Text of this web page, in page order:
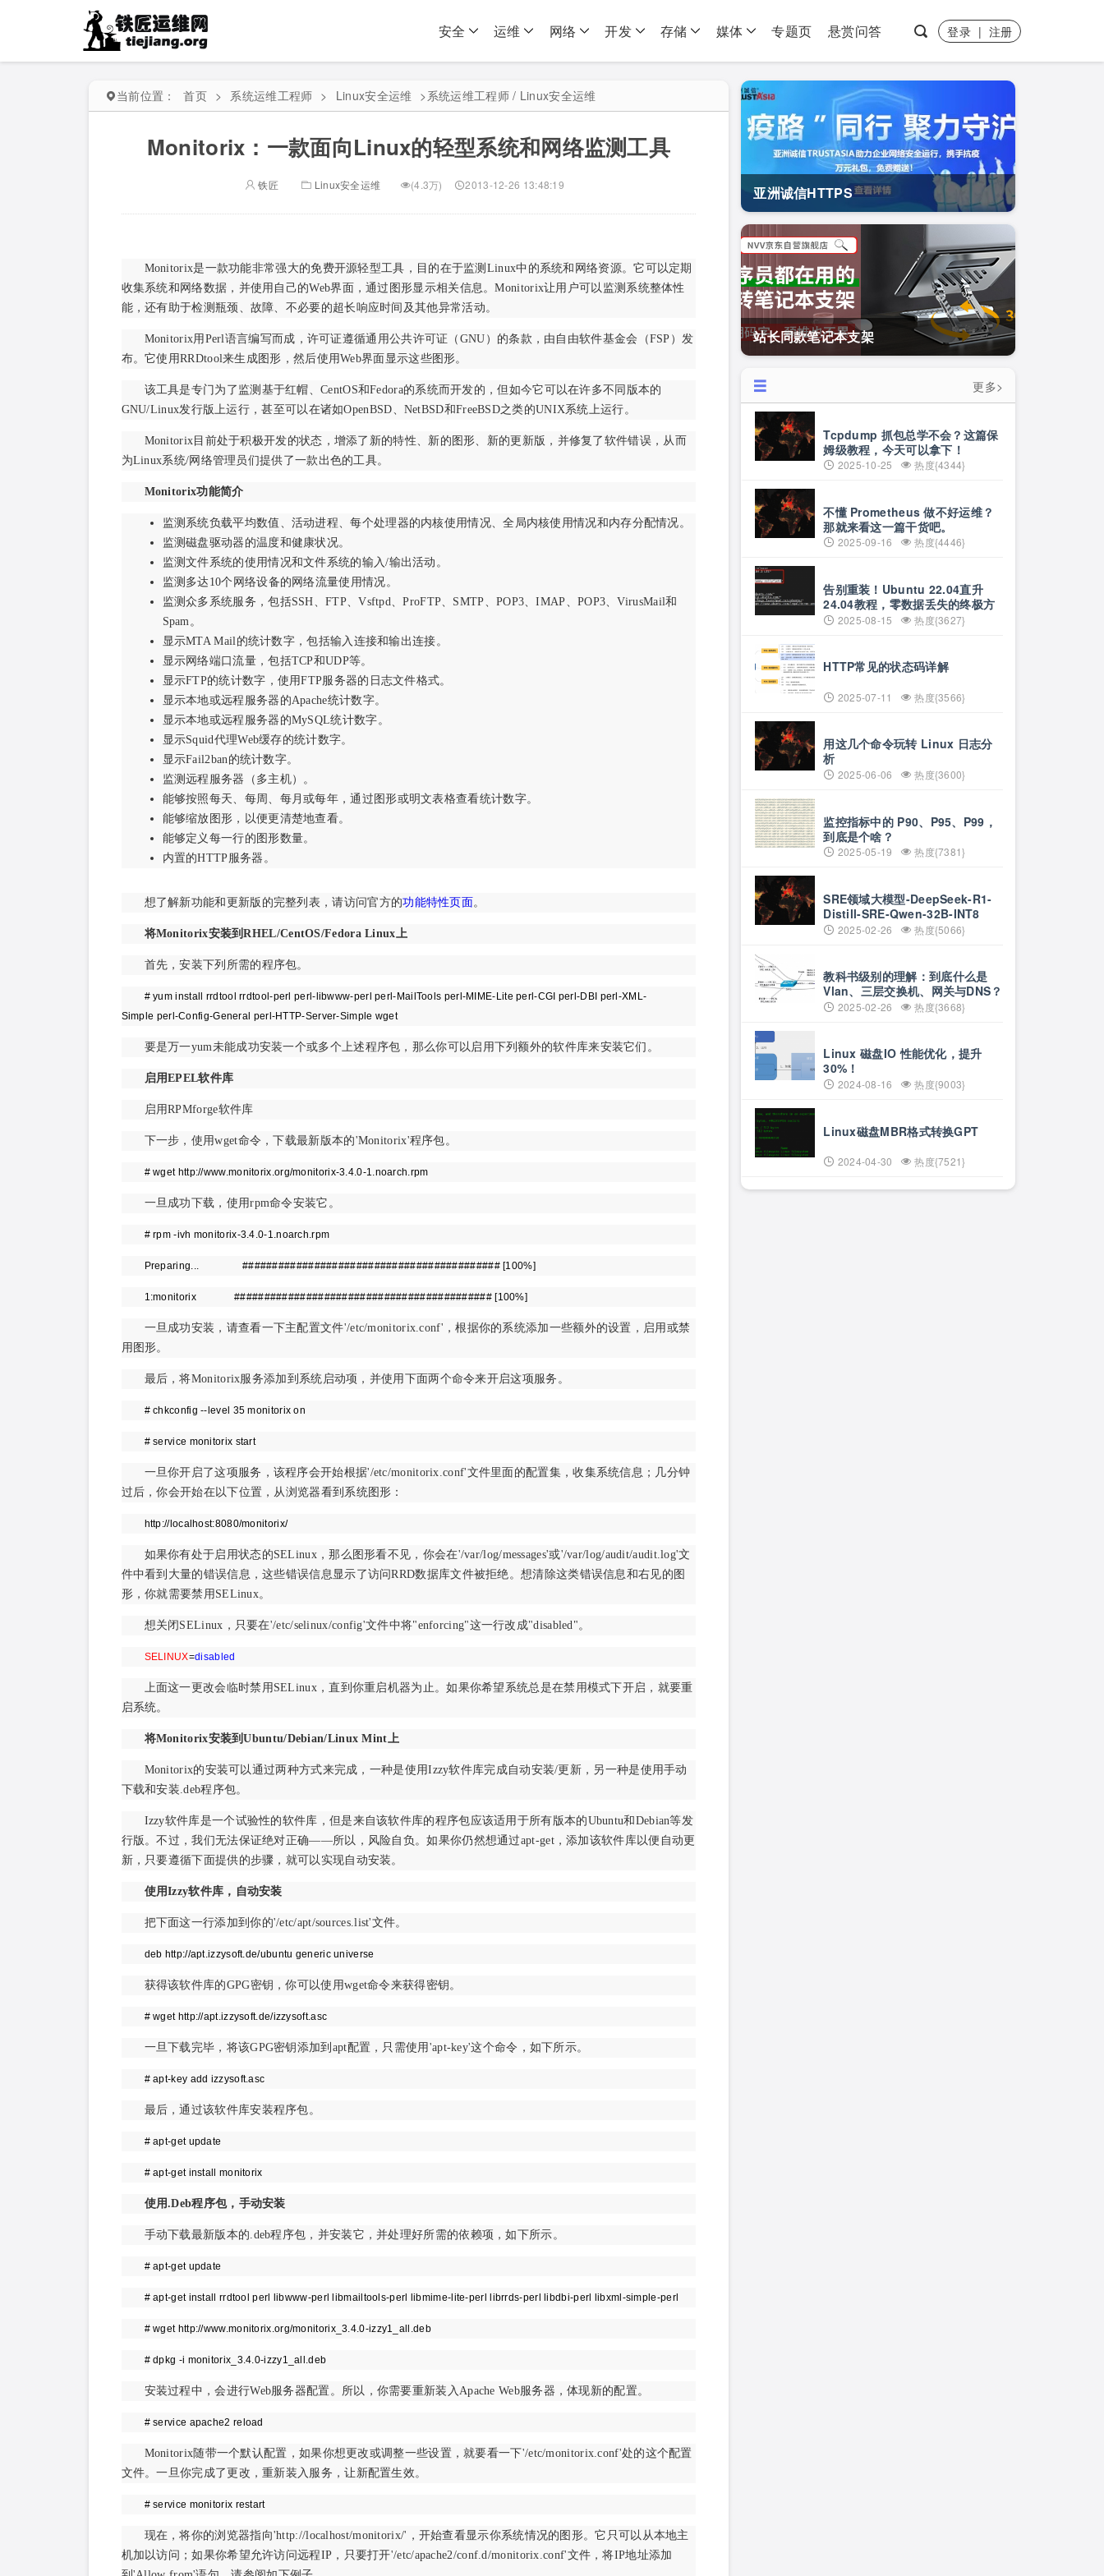
安全 运维 网络 开发 存储 媒体 专题页 悬赏问答 登录 | 注册
当前位置： 首页 > 系统运维工程师 > Linux安全运维 >系统运维工程师 / Linux安全运维
Monitorix：一款面向Linux的轻型系统和网络监测工具
铁匠 Linux安全运维 (4.3万) 2013-12-26 13:48:19
Monitorix是一款功能非常强大的免费开源轻型工具，目的在于监测Linux中的系统和网络资源。它可以定期
收集系统和网络数据，并使用自己的Web界面，通过图形显示相关信息。Monitorix让用户可以监测系统整体性
能，还有助于检测瓶颈、故障、不必要的超长响应时间及其他异常活动。
Monitorix用Perl语言编写而成，许可证遵循通用公共许可证（GNU）的条款，由自由软件基金会（FSP）发
布。它使用RRDtool来生成图形，然后使用Web界面显示这些图形。
该工具是专门为了监测基于红帽、CentOS和Fedora的系统而开发的，但如今它可以在许多不同版本的
GNU/Linux发行版上运行，甚至可以在诸如OpenBSD、NetBSD和FreeBSD之类的UNIX系统上运行。
Monitorix目前处于积极开发的状态，增添了新的特性、新的图形、新的更新版，并修复了软件错误，从而
为Linux系统/网络管理员们提供了一款出色的工具。
Monitorix功能简介
监测系统负载平均数值、活动进程、每个处理器的内核使用情况、全局内核使用情况和内存分配情况。
监测磁盘驱动器的温度和健康状况。
监测文件系统的使用情况和文件系统的输入/输出活动。
监测多达10个网络设备的网络流量使用情况。
监测众多系统服务，包括SSH、FTP、Vsftpd、ProFTP、SMTP、POP3、IMAP、POP3、VirusMail和
Spam。
显示MTA Mail的统计数字，包括输入连接和输出连接。
显示网络端口流量，包括TCP和UDP等。
显示FTP的统计数字，使用FTP服务器的日志文件格式。
显示本地或远程服务器的Apache统计数字。
显示本地或远程服务器的MySQL统计数字。
显示Squid代理Web缓存的统计数字。
显示Fail2ban的统计数字。
监测远程服务器（多主机）。
能够按照每天、每周、每月或每年，通过图形或明文表格查看统计数字。
能够缩放图形，以便更清楚地查看。
能够定义每一行的图形数量。
内置的HTTP服务器。
想了解新功能和更新版的完整列表，请访问官方的功能特性页面。
将Monitorix安装到RHEL/CentOS/Fedora Linux上
首先，安装下列所需的程序包。
# yum install rrdtool rrdtool-perl perl-libwww-perl perl-MailTools perl-MIME-Lite perl-CGI perl-DBI perl-XML-
Simple perl-Config-General perl-HTTP-Server-Simple wget
要是万一yum未能成功安装一个或多个上述程序包，那么你可以启用下列额外的软件库来安装它们。
启用EPEL软件库
启用RPMforge软件库
下一步，使用wget命令，下载最新版本的'Monitorix'程序包。
# wget http://www.monitorix.org/monitorix-3.4.0-1.noarch.rpm
一旦成功下载，使用rpm命令安装它。
# rpm -ivh monitorix-3.4.0-1.noarch.rpm
Preparing... ########################################### [100%]
1:monitorix ########################################### [100%]
一旦成功安装，请查看一下主配置文件'/etc/monitorix.conf'，根据你的系统添加一些额外的设置，启用或禁
用图形。
最后，将Monitorix服务添加到系统启动项，并使用下面两个命令来开启这项服务。
# chkconfig --level 35 monitorix on
# service monitorix start
一旦你开启了这项服务，该程序会开始根据'/etc/monitorix.conf'文件里面的配置集，收集系统信息；几分钟
过后，你会开始在以下位置，从浏览器看到系统图形：
http://localhost:8080/monitorix/
如果你有处于启用状态的SELinux，那么图形看不见，你会在'/var/log/messages'或'/var/log/audit/audit.log'文
件中看到大量的错误信息，这些错误信息显示了访问RRD数据库文件被拒绝。想清除这类错误信息和右见的图
形，你就需要禁用SELinux。
想关闭SELinux，只要在'/etc/selinux/config'文件中将"enforcing"这一行改成"disabled"。
SELINUX=disabled
上面这一更改会临时禁用SELinux，直到你重启机器为止。如果你希望系统总是在禁用模式下开启，就要重
启系统。
将Monitorix安装到Ubuntu/Debian/Linux Mint上
Monitorix的安装可以通过两种方式来完成，一种是使用Izzy软件库完成自动安装/更新，另一种是使用手动
下载和安装.deb程序包。
Izzy软件库是一个试验性的软件库，但是来自该软件库的程序包应该适用于所有版本的Ubuntu和Debian等发
行版。不过，我们无法保证绝对正确――所以，风险自负。如果你仍然想通过apt-get，添加该软件库以便自动更
新，只要遵循下面提供的步骤，就可以实现自动安装。
使用Izzy软件库，自动安装
把下面这一行添加到你的'/etc/apt/sources.list'文件。
deb http://apt.izzysoft.de/ubuntu generic universe
获得该软件库的GPG密钥，你可以使用wget命令来获得密钥。
# wget http://apt.izzysoft.de/izzysoft.asc
一旦下载完毕，将该GPG密钥添加到apt配置，只需使用'apt-key'这个命令，如下所示。
# apt-key add izzysoft.asc
最后，通过该软件库安装程序包。
# apt-get update
# apt-get install monitorix
使用.Deb程序包，手动安装
手动下载最新版本的.deb程序包，并安装它，并处理好所需的依赖项，如下所示。
# apt-get update
# apt-get install rrdtool perl libwww-perl libmailtools-perl libmime-lite-perl librrds-perl libdbi-perl libxml-simple-perl
# wget http://www.monitorix.org/monitorix_3.4.0-izzy1_all.deb
# dpkg -i monitorix_3.4.0-izzy1_all.deb
安装过程中，会进行Web服务器配置。所以，你需要重新装入Apache Web服务器，体现新的配置。
# service apache2 reload
Monitorix随带一个默认配置，如果你想更改或调整一些设置，就要看一下'/etc/monitorix.conf'处的这个配置
文件。一旦你完成了更改，重新装入服务，让新配置生效。
# service monitorix restart
现在，将你的浏览器指向'http://localhost/monitorix/'，开始查看显示你系统情况的图形。它只可以从本地主
机加以访问；如果你希望允许访问远程IP，只要打开'/etc/apache2/conf.d/monitorix.conf'文件，将IP地址添加
亚洲诚信HTTPS
站长同款笔记本支架
更多>
Tcpdump 抓包总学不会？这篇保
姆级教程，今天可以拿下！
2025-10-25 热度{4344}
不懂 Prometheus 做不好运维？
那就来看这一篇干货吧。
2025-09-16 热度{4446}
告别重装！Ubuntu 22.04直升
24.04教程，零数据丢失的终极方
案 2025-08-15 热度{3627}
HTTP常见的状态码详解
2025-07-11 热度{3566}
用这几个命令玩转 Linux 日志分
析
2025-06-06 热度{3600}
监控指标中的 P90、P95、P99，
到底是个啥？
2025-05-19 热度{7381}
SRE领域大模型-DeepSeek-R1-
Distill-SRE-Qwen-32B-INT8
2025-02-26 热度{5066}
教科书级别的理解：到底什么是
Vlan、三层交换机、网关与DNS？
2025-02-26 热度{3668}
Linux 磁盘IO 性能优化，提升
30%！
2024-08-16 热度{9003}
Linux磁盘MBR格式转换GPT
2024-04-30 热度{7521}